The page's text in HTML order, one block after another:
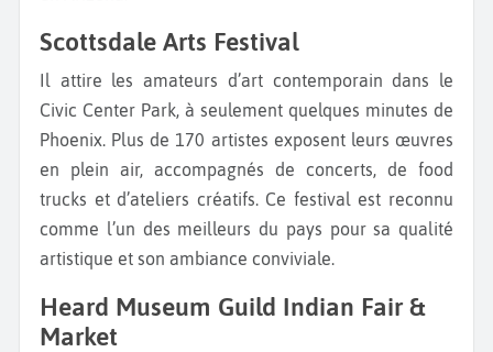
Scottsdale Arts Festival
Il attire les amateurs d’art contemporain dans le
Civic Center Park, à seulement quelques minutes de
Phoenix. Plus de 170 artistes exposent leurs œuvres
en plein air, accompagnés de concerts, de food
trucks et d’ateliers créatifs. Ce festival est reconnu
comme l’un des meilleurs du pays pour sa qualité
artistique et son ambiance conviviale.
Heard Museum Guild Indian Fair &
Market